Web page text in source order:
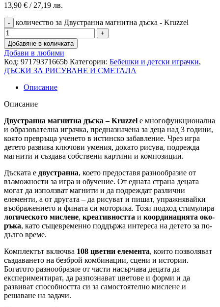
13,90 € / 27,19 лв.
количество за Двустранна магнитна дъска - Kruzzel
Добавяне в количката
Добави в любими
Код: 97179371665b Категории: Бебешки и детски играчки,
ДЪСКИ ЗА РИСУВАНЕ И СМЕТАЛА
Описание
Описание
Двустранна магнитна дъска – Kruzzel е многофункционална
и образователна играчка, предназначена за деца над 3 години,
която превръща ученето в истинско забавление. Чрез игра
детето развива ключови умения, докато рисува, подрежда
магнити и създава собствени картини и композиции.
Дъската е двустранна, което предоставя разнообразие от
възможности за игра и обучение. От едната страна децата
могат да използват магнити и да подреждат различни
елементи, а от другата – да рисуват и пишат, упражнявайки
въображението и фината си моторика. Този подход стимулира
логическото мислене, креативността и координацията око-
ръка, като същевременно поддържа интереса на детето за по-
дълго време.
Комплектът включва 108 цветни елемента, които позволяват
създаването на безброй комбинации, сцени и истории.
Богатото разнообразие от части насърчава децата да
експериментират, да разпознават цветове и форми и да
развиват способността си за самостоятелно мислене и
решаване на задачи.